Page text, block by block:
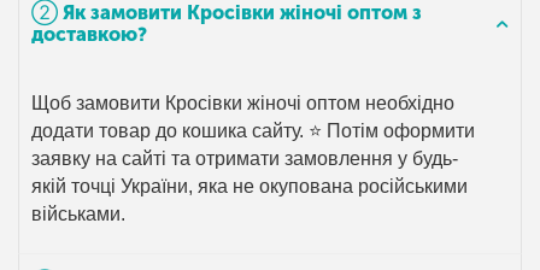
➁ Як замовити Кросівки жіночі оптом з
доставкою?
Щоб замовити Кросівки жіночі оптом необхідно
додати товар до кошика сайту. ⭐ Потім оформити
заявку на сайті та отримати замовлення у будь-
якій точці України, яка не окупована російськими
військами.